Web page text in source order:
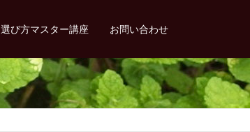
選び方マスター講座 お問い合わせ